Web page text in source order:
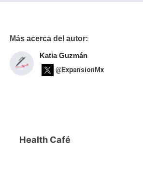
Más acerca del autor:
Katia Guzmán
@ExpansionMx
Health Café